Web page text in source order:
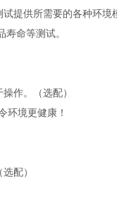
供所需要的各种环境
命等测试。
作。（选配）
境更健康！
配）